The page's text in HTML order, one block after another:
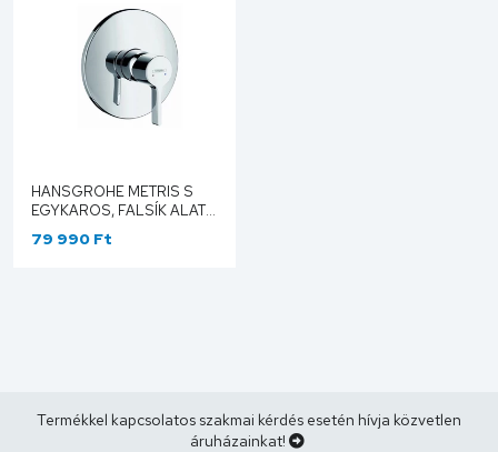
HANSGROHE METRIS S
EGYKAROS, FALSÍK ALATTI
ZUHANYCSAPTELEP
SZÍNKÉSZLET, KRÓM
79 990 Ft
Termékkel kapcsolatos szakmai kérdés esetén hívja közvetlen
áruházainkat!